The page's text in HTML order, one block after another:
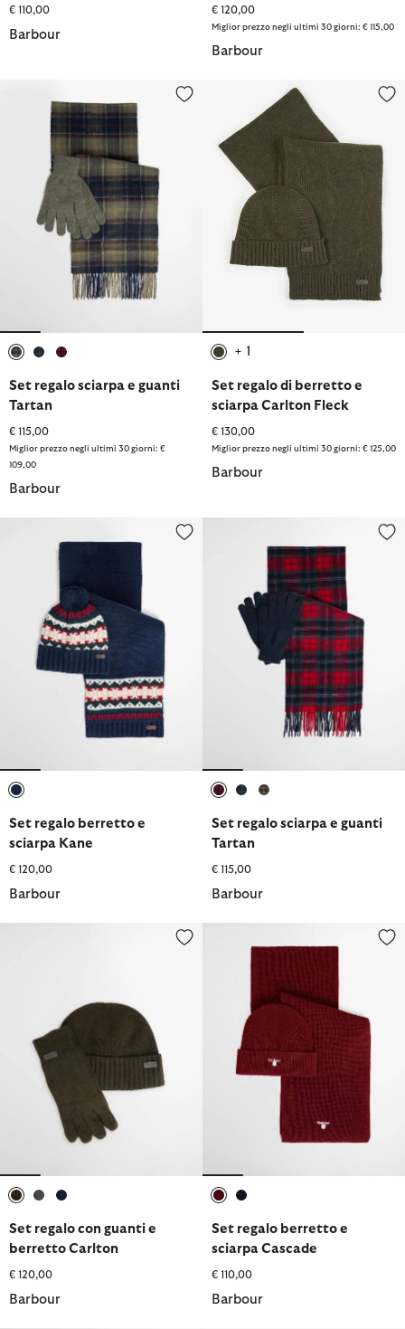
€ 110,00
Barbour
€ 120,00
Miglior prezzo negli ultimi 30 giorni: € 115,00
Barbour
Set regalo sciarpa e guanti Tartan
Set regalo sciarpa e guanti
Tartan
€ 115,00
Miglior prezzo negli ultimi 30 giorni: €
109,00
Barbour
Set regalo di berretto e sciarpa
+ 1
Set regalo di berretto e
sciarpa Carlton Fleck
€ 130,00
Miglior prezzo negli ultimi 30 giorni: € 125,00
Barbour
Set regalo berretto e sciarpa Kane
Set regalo berretto e
sciarpa Kane
€ 120,00
Barbour
Set regalo sciarpa e guanti
Set regalo sciarpa e guanti
Tartan
€ 115,00
Barbour
Set regalo con guanti e berretto Carlton
Set regalo con guanti e
berretto Carlton
€ 120,00
Barbour
Set regalo berretto e sciarpa
Set regalo berretto e
sciarpa Cascade
€ 110,00
Barbour